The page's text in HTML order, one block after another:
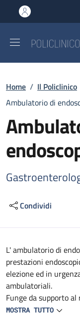
al contenuto
to footer content
Briciole di
Home / Il Policlinico
Ambulatorio di
Condividi
L' ambulatorio di
prestazioni
elezione ed in
ambulatoriali.
Funge da supporto
reparti e DS del
MOSTRA TUTTO